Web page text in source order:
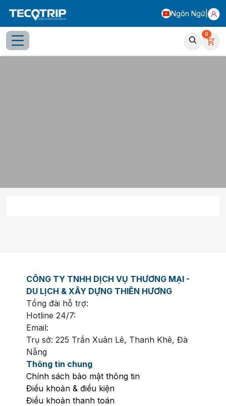
Ngôn Ngữ
0
CÔNG TY TNHH DỊCH VỤ THƯƠNG MẠI -
DU LỊCH & XÂY DỰNG THIÊN HƯƠNG
Tổng đài hỗ trợ:
Hotline 24/7:
Email:
Trụ sở: 225 Trần Xuân Lê, Thanh Khê, Đà
Nẵng
Thông tin chung
Chính sách bảo mật thông tin
Điều khoản & điều kiện
Điều khoản thanh toán